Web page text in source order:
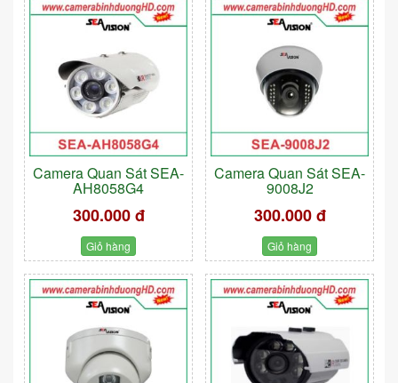
Camera Quan Sát SEA-
AH8058G4
300.000 đ
Giỏ hàng
Camera Quan Sát SEA-
9008J2
300.000 đ
Giỏ hàng